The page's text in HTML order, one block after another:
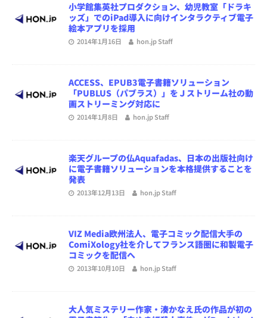
小学館集英社プロダクション、幼児教室「ドラキ
ッズ」でのiPad導入に向けインタラクティブ電子
絵本アプリを採用
2014年1月16日 hon.jp Staff
ACCESS、EPUB3電子書籍ソリューション
「PUBLUS（パブラス）」をＪストリーム社の動
画ストリーミング対応に
2014年1月8日 hon.jp Staff
楽天グループの仏Aquafadas、日本の出版社向け
に電子書籍ソリューションを本格提供することを
発表
2013年12月13日 hon.jp Staff
VIZ Media欧州法人、電子コミック配信大手の
ComiXology社を介してフランス語圏に和製電子
コミックを配信へ
2013年10月10日 hon.jp Staff
大人気ミステリー作家・湊かなえ氏の作品が初の